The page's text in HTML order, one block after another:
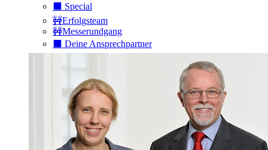
⬛️ Special
🚧Erfolgsteam
🚧Messerundgang
⬛️ Deine Ansprechpartner